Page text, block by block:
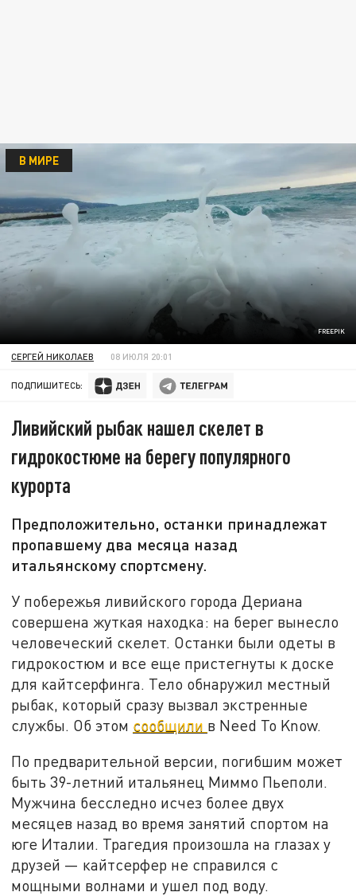
FREEPIK
В МИРЕ
СЕРГЕЙ НИКОЛАЕВ 08 ИЮЛЯ 20:01
ПОДПИШИТЕСЬ:
Ливийский рыбак нашел скелет в
гидрокостюме на берегу популярного
курорта
Предположительно, останки принадлежат
пропавшему два месяца назад
итальянскому спортсмену.
У побережья ливийского города Дериана
совершена жуткая находка: на берег вынесло
человеческий скелет. Останки были одеты в
гидрокостюм и все еще пристегнуты к доске
для кайтсерфинга. Тело обнаружил местный
рыбак, который сразу вызвал экстренные
службы. Об этом сообщили в Need To Know.
По предварительной версии, погибшим может
быть 39-летний итальянец Миммо Пьеполи.
Мужчина бесследно исчез более двух
месяцев назад во время занятий спортом на
юге Италии. Трагедия произошла на глазах у
друзей — кайтсерфер не справился с
мощными волнами и ушел под воду.